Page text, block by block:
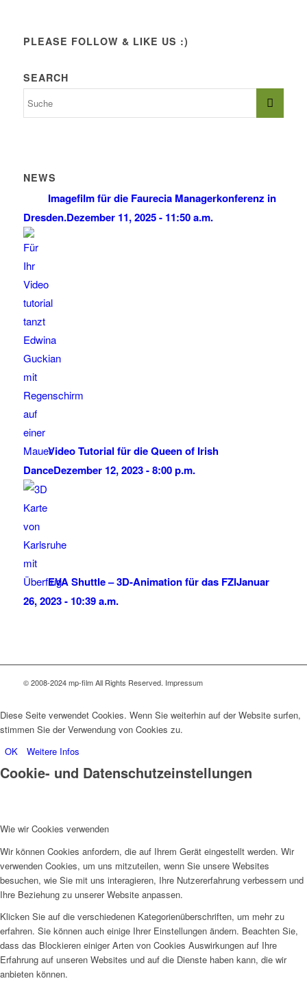
PLEASE FOLLOW & LIKE US :)
SEARCH
NEWS
Imagefilm für die Faurecia Managerkonferenz in
Dresden.Dezember 11, 2025 - 11:50 a.m.
Video Tutorial für die Queen of Irish
DanceDezember 12, 2023 - 8:00 p.m.
EVA Shuttle – 3D-Animation für das FZIJanuar
26, 2023 - 10:39 a.m.
© 2008-2024 mp-film All Rights Reserved. Impressum
Diese Seite verwendet Cookies. Wenn Sie weiterhin auf der Website surfen,
stimmen Sie der Verwendung von Cookies zu.
OK
Weitere Infos
Cookie- und Datenschutzeinstellungen
Wie wir Cookies verwenden
Wir können Cookies anfordern, die auf Ihrem Gerät eingestellt werden. Wir
verwenden Cookies, um uns mitzuteilen, wenn Sie unsere Websites
besuchen, wie Sie mit uns interagieren, Ihre Nutzererfahrung verbessern und
Ihre Beziehung zu unserer Website anpassen.
Klicken Sie auf die verschiedenen Kategorienüberschriften, um mehr zu
erfahren. Sie können auch einige Ihrer Einstellungen ändern. Beachten Sie,
dass das Blockieren einiger Arten von Cookies Auswirkungen auf Ihre
Erfahrung auf unseren Websites und auf die Dienste haben kann, die wir
anbieten können.